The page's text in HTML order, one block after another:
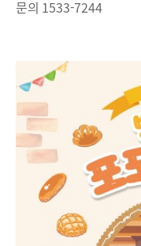
문의 1533-7244